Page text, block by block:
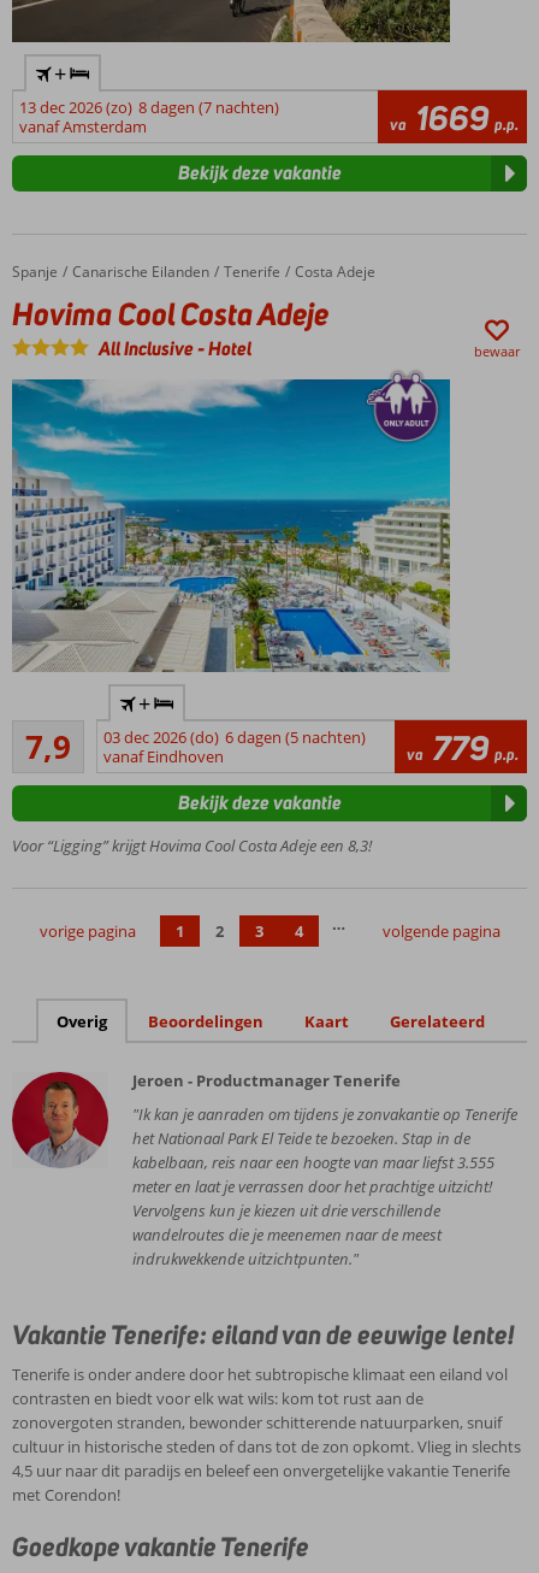
+
13 dec 2026 (zo) 8 dagen (7 nachten)
vanaf Amsterdam
va 1669 p.p.
Bekijk deze vakantie
Home
Spanje Canarische Eilanden Tenerife Costa Adeje
Hovima Cool Costa Adeje
Hovima Cool Costa Adeje
All Inclusive-Hotel bewaar
Hotel
Zó op
het
Prachtige
Fitness
Inclusive
mogelijk
7,9
Goed
15
beoordelingen
+
03 dec 2026 (do) 6 dagen (5 nachten)
vanaf Eindhoven
va 779 p.p.
Voor “Ligging” krijgt Hovima Cool Costa Adeje een 8,3!
Bekijk deze vakantie
vorige pagina 1 2 3 4 … volgende pagina
Overig Beoordelingen Kaart Gerelateerd
Jeroen - Productmanager Tenerife
"Ik kan je aanraden om tijdens je zonvakantie op Tenerife
het Nationaal Park El Teide te bezoeken. Stap in de
kabelbaan, reis naar een hoogte van maar liefst 3.555
meter en laat je verrassen door het prachtige uitzicht!
Vervolgens kun je kiezen uit drie verschillende
wandelroutes die je meenemen naar de meest
indrukwekkende uitzichtpunten."
Vakantie Tenerife: eiland van de eeuwige lente!
Tenerife is onder andere door het subtropische klimaat een eiland vol
contrasten en biedt voor elk wat wils: kom tot rust aan de
zonovergoten stranden, bewonder schitterende natuurparken, snuif
cultuur in historische steden of dans tot de zon opkomt. Vlieg in slechts
4,5 uur naar dit paradijs en beleef een onvergetelijke vakantie Tenerife
met Corendon!
Goedkope vakantie Tenerife